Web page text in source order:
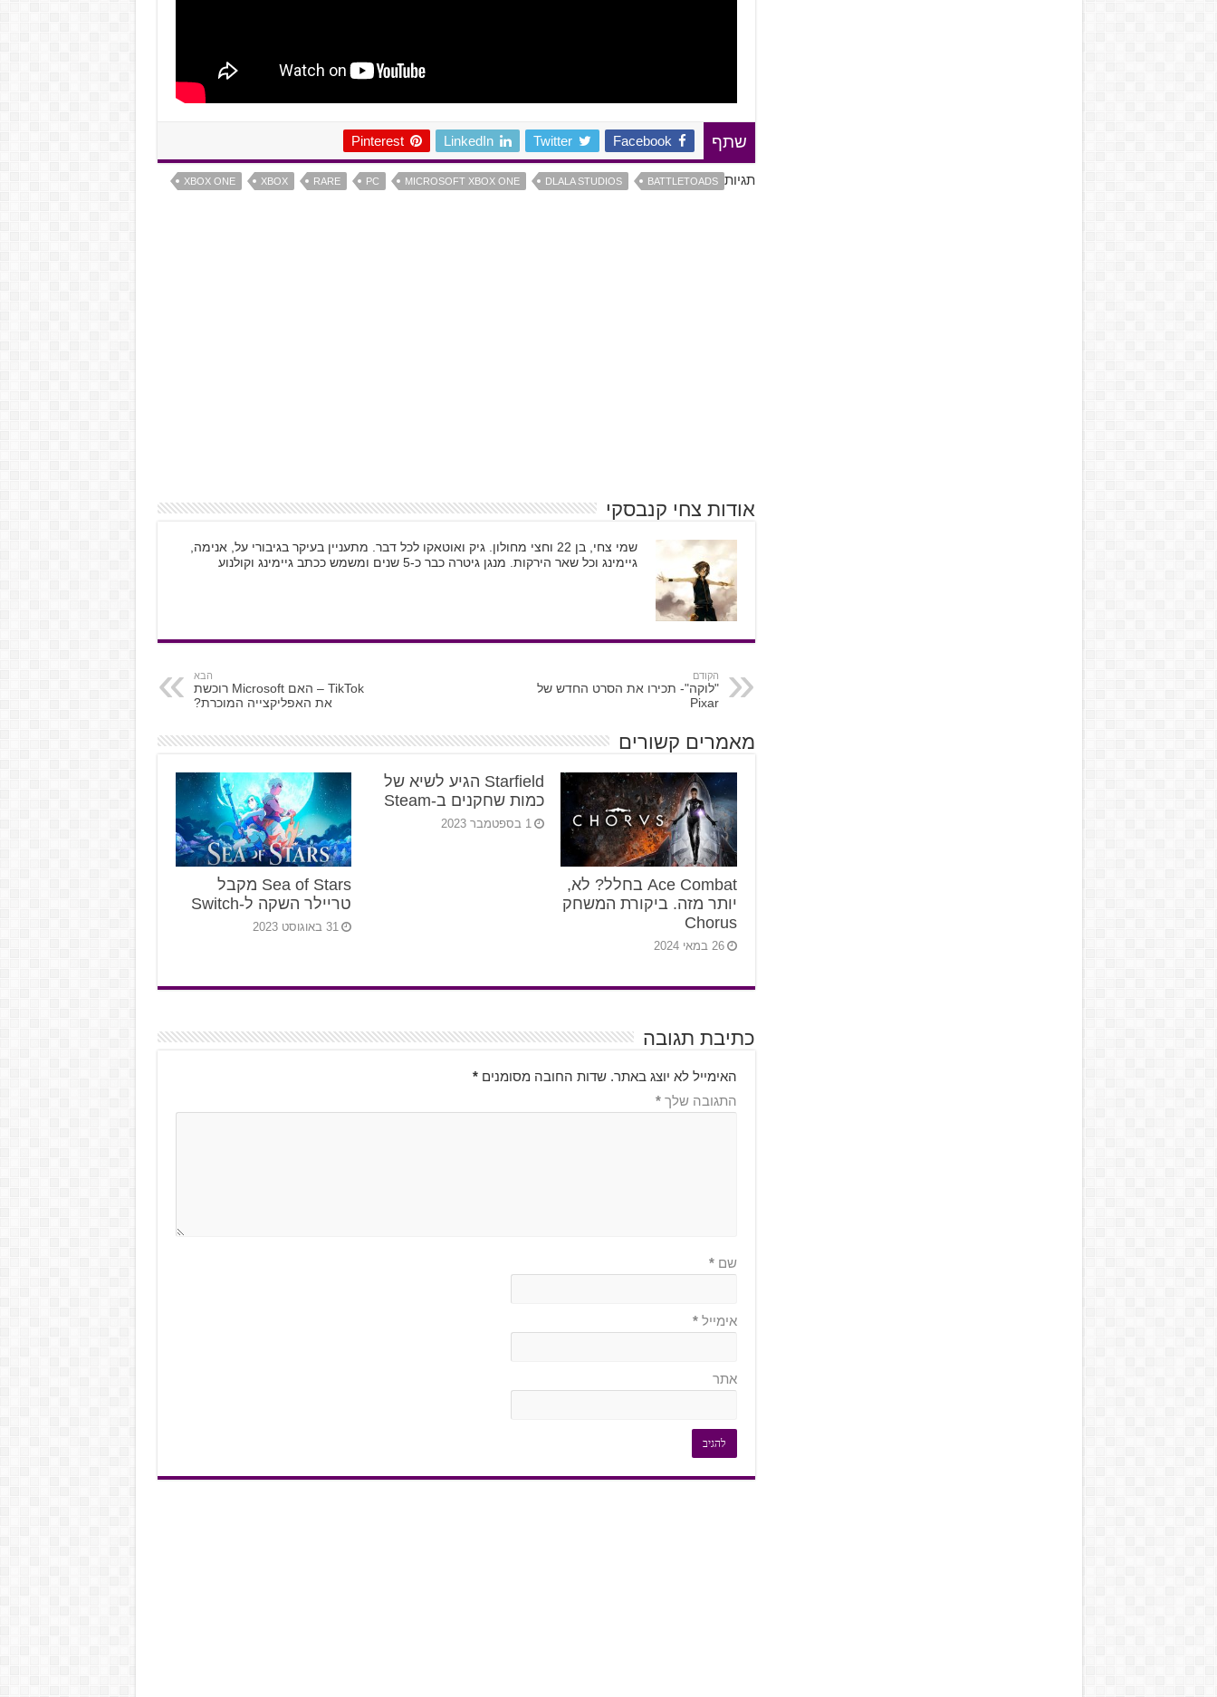
שתף Facebook
Twitter
LinkedIn
Pinterest
תגיות BATTLETOADS
DLALA STUDIOS
MICROSOFT XBOX ONE
PC
RARE
XBOX
XBOX ONE
אודות צחי קנבסקי
שמי צחי, בן 22 וחצי מחולון. גיק ואוטאקו לכל דבר. מתעניין בעיקר בגיבורי על, אנימה,
גיימינג וכל שאר הירקות. מנגן גיטרה כבר כ-5 שנים ומשמש ככתב גיימינג וקולנוע
הקודם
"לוקה"- תכירו את הסרט החדש של
Pixar
הבא
TikTok – האם Microsoft רוכשת
את האפליקצייה המוכרת?
מאמרים קשורים
Ace Combat בחלל? לא,
יותר מזה. ביקורת המשחק
Chorus
26 במאי 2024
Starfield הגיע לשיא של
כמות שחקנים ב-Steam
1 בספטמבר 2023
Sea of Stars מקבל
טריילר השקה ל-Switch
31 באוגוסט 2023
כתיבת תגובה
האימייל לא יוצג באתר. שדות החובה מסומנים*
התגובה שלך*
שם*
אימייל*
אתר